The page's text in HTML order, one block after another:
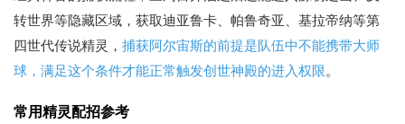
转世界等隐藏区域，获取迪亚鲁卡、帕鲁奇亚、基拉帝纳等第
四世代传说精灵， 捕获阿尔宙斯的前提是队伍中不能携带大师
球，满足这个条件才能正常触发创世神殿的进入权限。
常用精灵配招参考